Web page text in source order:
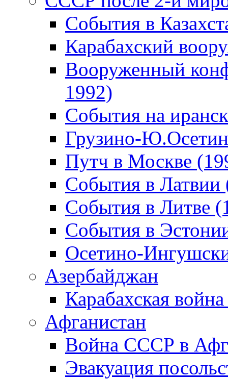
События в
Карабахский
Вооруженный
1992)
События на
Грузино-
Путч в Москве
События в Латвии
События в Литве
События в
Осетино-
Азербайджан
Карабахская
Афганистан
Война СССР в
Эвакуация